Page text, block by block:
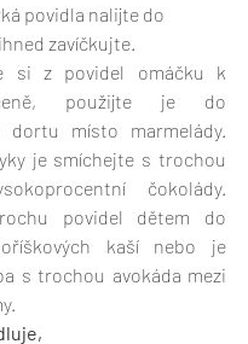
povidla nalijte do
zavíčkujte.
si z povidel omáčku k
použijte je do
dortu místo marmelády.
je smíchejte s trochou
čokolády.
povidel dětem do
kaší nebo je
s trochou avokáda mezi